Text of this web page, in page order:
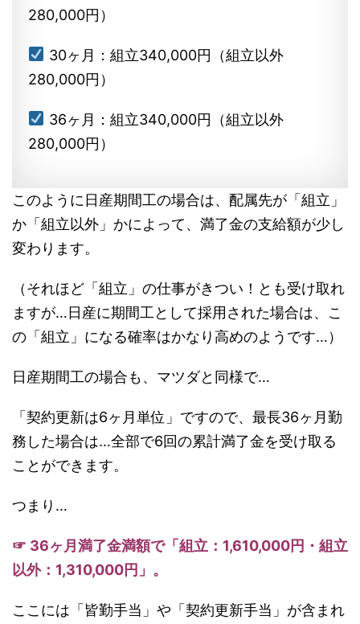
280,000円）
30ヶ月：組立340,000円（組立以外
280,000円）
36ヶ月：組立340,000円（組立以外
280,000円）
このように日産期間工の場合は、配属先が「組立」
か「組立以外」かによって、満了金の支給額が少し
変わります。
（それほど「組立」の仕事がきつい！とも受け取れ
ますが…日産に期間工として採用された場合は、こ
の「組立」になる確率はかなり高めのようです…）
日産期間工の場合も、マツダと同様で…
「契約更新は6ヶ月単位」ですので、最長36ヶ月勤
務した場合は…全部で6回の累計満了金を受け取る
ことができます。
つまり…
☞ 36ヶ月満了金満額で「組立：1,610,000円・組立
以外：1,310,000円」。
ここには「皆勤手当」や「契約更新手当」が含まれ